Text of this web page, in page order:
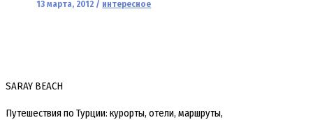
13 марта, 2012 / интересное
SARAY BEACH
Путешествия по Турции: курорты, отели, маршруты,